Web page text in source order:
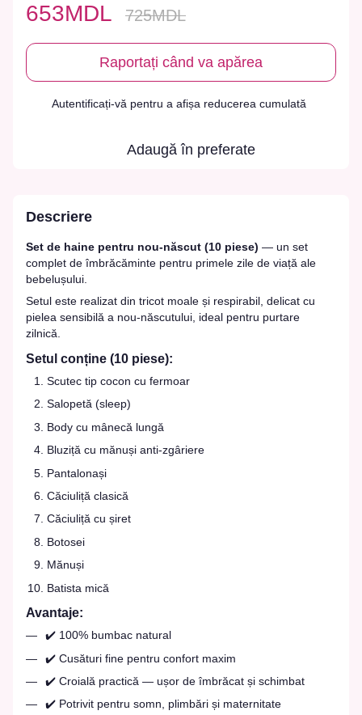
653MDL 725MDL
Raportați când va apărea
Autentificați-vă pentru a afișa reducerea cumulată
Adaugă în preferate
Descriere
Set de haine pentru nou-născut (10 piese) — un set
complet de îmbrăcăminte pentru primele zile de viață ale
bebelușului.
Setul este realizat din tricot moale și respirabil, delicat cu
pielea sensibilă a nou-născutului, ideal pentru purtare
zilnică.
Setul conține (10 piese):
Scutec tip cocon cu fermoar
Salopetă (sleep)
Body cu mânecă lungă
Bluziță cu mănuși anti-zgâriere
Pantalonași
Căciuliță clasică
Căciuliță cu șiret
Botosei
Mănuși
Batista mică
Avantaje:
✔️ 100% bumbac natural
✔️ Cusături fine pentru confort maxim
✔️ Croială practică — ușor de îmbrăcat și schimbat
✔️ Potrivit pentru somn, plimbări și maternitate